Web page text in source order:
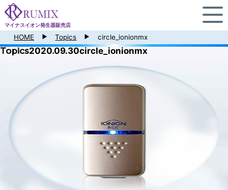
マイナスイオン発生器販売店
HOME Topics circle_ionionmx
Topics2020.09.30circle_ionionmx